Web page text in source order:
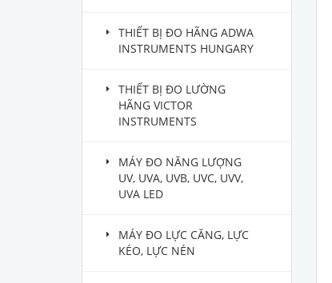
THIẾT BỊ ĐO HÃNG ADWA
INSTRUMENTS HUNGARY
THIẾT BỊ ĐO LƯỜNG
HÃNG VICTOR
INSTRUMENTS
MÁY ĐO NĂNG LƯỢNG
UV, UVA, UVB, UVC, UVV,
UVA LED
MÁY ĐO LỰC CĂNG, LỰC
KÉO, LỰC NÉN